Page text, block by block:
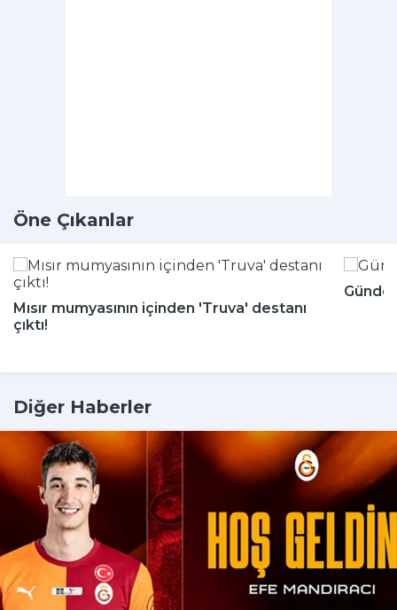
Öne Çıkanlar
Mısır mumyasının içinden 'Truva' destanı
çıktı!
Günde
Diğer Haberler